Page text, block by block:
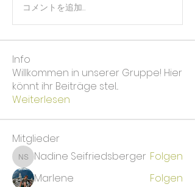
コメントを追加…
Info
Willkommen in unserer Gruppe! Hier
könnt ihr Beiträge stel...
Weiterlesen
Mitglieder
Nadine Seifriedsberger
Nadine Seifriedsberger Folgen
Marlene
Folgen